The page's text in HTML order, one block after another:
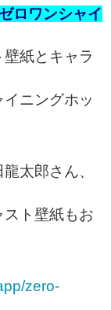
ロワンシャイ
壁紙とキャラ
ニングホッ
太郎さん、
ト壁紙もお
zero-